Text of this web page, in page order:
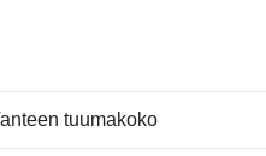
tuumakoko